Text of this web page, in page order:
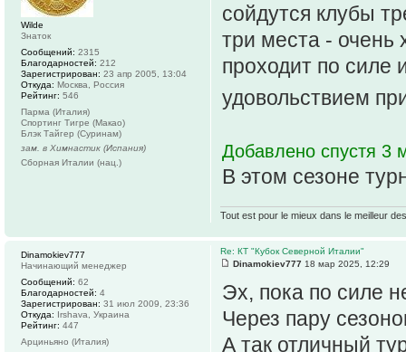
сойдутся клубы
три места - очень
проходит по силе
удовольствием
Добавлено спустя 3
В этом сезоне
Tout est pour le mieux dans le meilleur
Wilde
Знаток
Сообщений: 2315
Благодарностей: 212
Зарегистрирован: 23 апр 2005, 13:04
Откуда: Москва, Россия
Рейтинг: 546
Парма (Италия)
Спортинг Тигре (Макао)
Блэк Тайгер (Суринам)
зам. в Химнастик (Испания)
Сборная Италии (нац.)
Re: КТ "Кубок Северной Италии"
Dinamokiev777 18 мар 2025, 12:29
Эх, пока по силе
Через пару
А так отличный
Dinamokiev777
Начинающий менеджер
Сообщений: 62
Благодарностей: 4
Зарегистрирован: 31 июл 2009, 23:36
Откуда: Irshava, Украина
Рейтинг: 447
Арциньяно (Италия)